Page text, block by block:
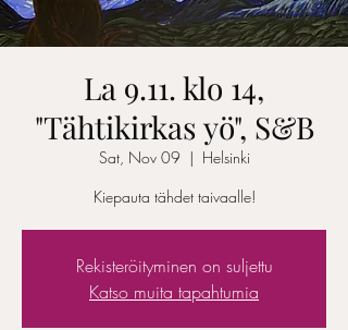
La 9.11. klo 14,
"Tähtikirkas yö", S&B
Sat, Nov 09
  |
Helsinki
Kiepauta tähdet taivaalle!
Rekisteröityminen on suljettu
Katso muita tapahtumia